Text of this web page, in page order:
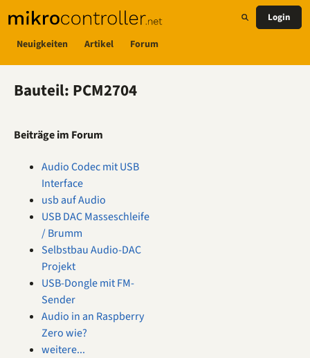
Neuigkeiten Artikel Forum
Login
Bauteil: PCM2704
Beiträge im Forum
Audio Codec mit USB
Interface
usb auf Audio
USB DAC Masseschleife
/ Brumm
Selbstbau Audio-DAC
Projekt
USB-Dongle mit FM-
Sender
Audio in an Raspberry
Zero wie?
weitere...